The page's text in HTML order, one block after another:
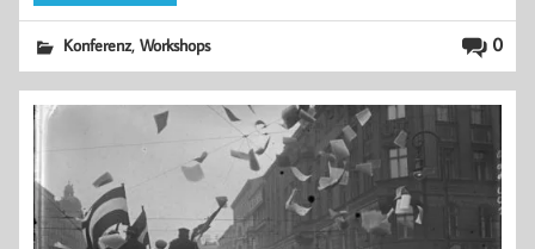
0
Konferenz,Workshops